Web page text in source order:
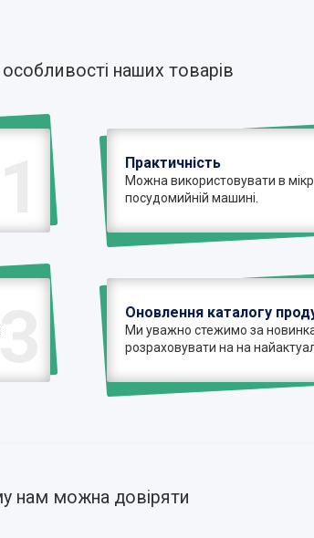
наших товарів
Практичність
Можна використовувати в
посудомийній машині.
Оновлення каталогу
Ми уважно стежимо за
розраховувати на на
нам можна довіряти